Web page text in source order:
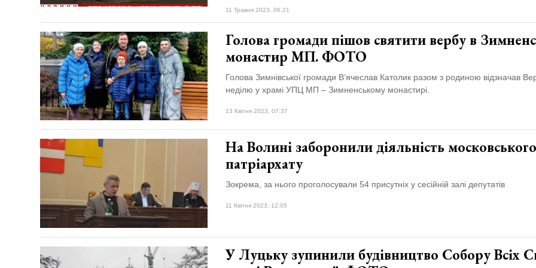
11 Травня 2023, 06:21
Голова громади пішов святити вербу в
монастир МП. ФОТО
Голова Зимнівської громади Вʼячеслав Католик разом з родиною відзначав
неділю у храмі УПЦ МП – Зимненському монастирі.
13 Квітня 2023, 07:37
На Волині заборонили діяльність московського
патріархату
Зокрема, за нього проголосували 54 присутніх у сесійній залі депутатів
11 Квітня 2023, 12:05
У Луцьку зупинили будівництво Собору Всіх